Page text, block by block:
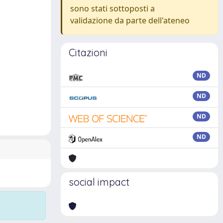
sono stati sottoposti a
validazione da parte dell'ateneo
Citazioni
ND
ND
ND
ND
social impact